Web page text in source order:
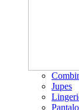
Jupes